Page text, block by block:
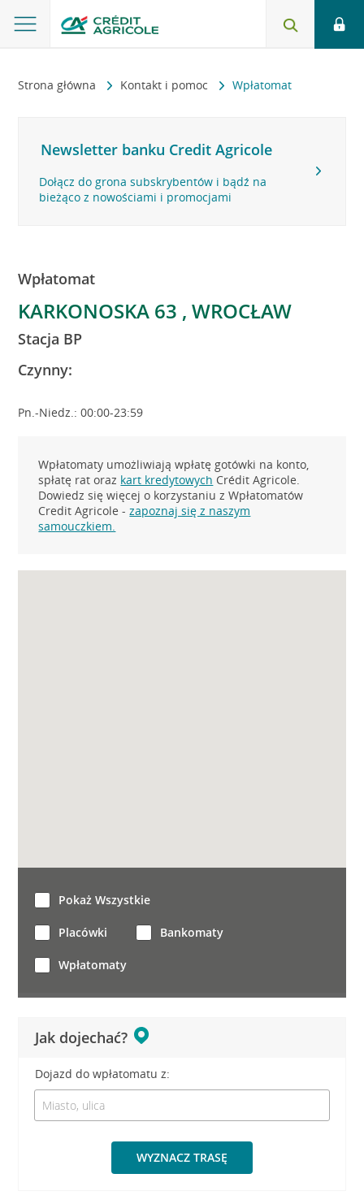
Strona główna Kontakt i pomoc Wpłatomat
Newsletter banku Credit Agricole
Dołącz do grona subskrybentów i bądź na
bieżąco z nowościami i promocjami
Wpłatomat
KARKONOSKA 63 , WROCŁAW
Stacja BP
Czynny:
Pn.-Niedz.: 00:00-23:59
Wpłatomaty umożliwiają wpłatę gotówki na konto,
spłatę rat oraz kart kredytowych Crédit Agricole.
Dowiedz się więcej o korzystaniu z Wpłatomatów
Credit Agricole -zapoznaj się z naszym
samouczkiem.
Jak dojechać?
Dojazd do wpłatomatu z:
WYZNACZ TRASĘ
Pokaż Wszystkie
Placówki Bankomaty
Wpłatomaty